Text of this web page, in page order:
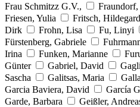
Frau Schmitzz G.V.,
Fraundorf,
Friesen, Yulia
Fritsch, Hildegard
Dirk
Frohn, Lisa Fu, Linyi
Fürstenberg, Gabriele
Irina
Funken, Marianne
Günter
Gabriel, David
Sascha
Galitsas, Maria
Garcia Baviera, David
García
Garde, Barbara
Geißler,